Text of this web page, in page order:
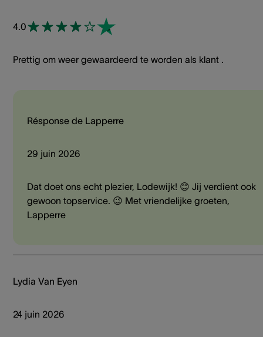
4.0
Prettig om weer gewaardeerd te worden als klant .
Résponse de Lapperre
29 juin 2026
Dat doet ons echt plezier, Lodewijk! 😊 Jij verdient ook
gewoon topservice. 😉 Met vriendelijke groeten,
Lapperre
Lydia Van Eyen
24 juin 2026